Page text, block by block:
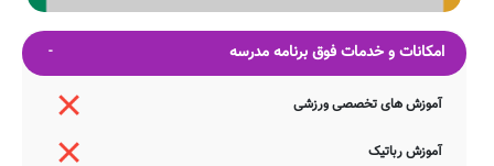
امکانات و خدمات فوق برنامه مدرسه
آموزش های تخصصی ورزشی
آموزش رباتیک